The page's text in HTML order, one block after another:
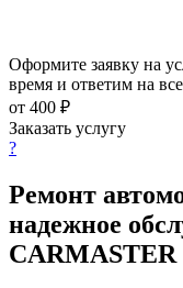
Оформите заявку на
время и ответим на
от 400 ₽
Заказать услугу
?
Ремонт
надежное
CARMASTER